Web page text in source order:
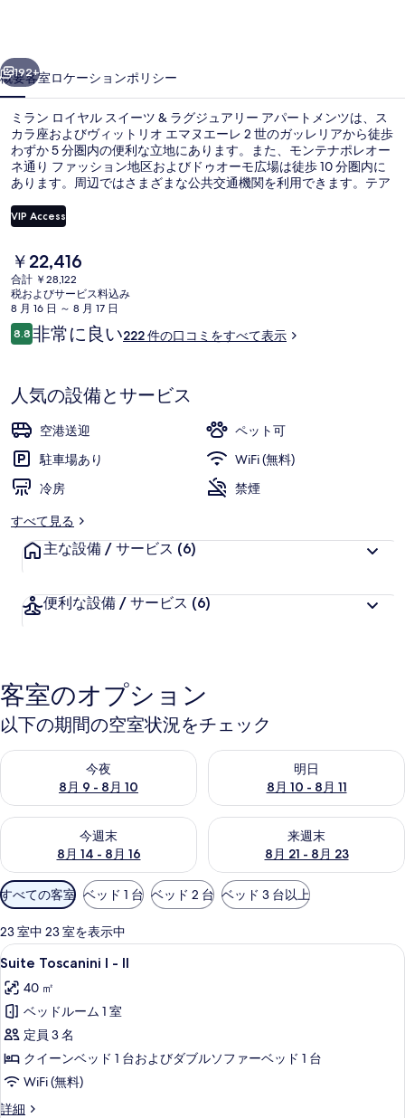
ス
イ
ー
ツ
&
ラ
ジ
ュ
ア
ー
パ
ー
ト
メ
真
ギ
ャ
ラ
リ
ー
次へ
192+
概要客室ロケーションポリシー
ミラン ロイヤル スイーツ & ラグジュアリー アパートメンツは、ス
カラ座およびヴィットリオ エマヌエーレ 2 世のガッレリアから徒歩
わずか 5 分圏内の便利な立地にあります。また、モンテナポレオー
ネ通り ファッション地区およびドゥオーモ広場は徒歩 10 分圏内に
あります。周辺ではさまざまな公共交通機関を利用できます。テア
オーネ駅までは 4 分です。
VIP Access
現
在
の
料
金
は
す
￥22,416
合計 ￥28,122
税およびサービス料込み
8 月 16 日 ～ 8 月 17 日
口
コ
8.810段階中8.8
非常に良い222 件の口コミをすべて表示
人気の設備とサービス
空港送迎
ペット可
駐車場あり
WiFi (無料)
冷房
禁煙
すべて見る
主な設備 / サービス (6)
便利な設備 / サービス (6)
客室のオプション
以下の期間の空室状況をチェック
今夜
8月 9 - 8月 10
今夜 8月 9 - 8月 10 の空室状況をチェック
明日
8月 10 - 8月 11
明日 8月 10 - 8月 11 の空室状
今週末
8月 14 - 8月 16
今週末 8月 14 - 8月 16 の空室状況をチェック
来週末
8月 21 - 8月 23
来週末 8月 21 - 8月 23 の空室
利
用
可
能
な
客
室
の
り
込
み
すべての客室 ベッド 1 台 ベッド 2 台 ベッド 3 台以上
23 室中 23 室を表示中
Suite
Toscanini
-
II
の
す
べ
Suite Toscanini I - II | 専用簡易キッ
6
Suite Toscanini I - II
40 ㎡
ベッドルーム 1 室
定員 3 名
クイーンベッド 1 台およびダブルソファーベッド 1 台
WiFi (無料)
詳細
Suite